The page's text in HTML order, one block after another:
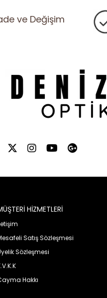
ve Değişim
HİZMETLERİ
Satış Sözleşmesi
Sözleşmesi
Hakkı